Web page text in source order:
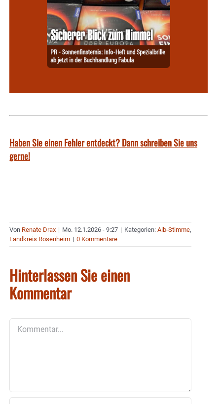
Haben Sie einen Fehler entdeckt? Dann schreiben Sie uns
gerne!
Von Renate Drax | Mo. 12.1.2026 - 9:27 | Kategorien: Aib-Stimme,
Landkreis Rosenheim | 0 Kommentare
Hinterlassen Sie einen
Kommentar